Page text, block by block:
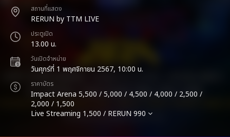
สถานที่แสดง
RERUN by TTM LIVE
ประตูเปิด
13.00 น.
วันเปิดจำหน่าย
วันศุกร์ที่ 1 พฤศจิกายน 2567, 10:00 น.
ราคาบัตร
Impact Arena 5,500 / 5,000 / 4,500 / 4,000 / 2,500 /
2,000 / 1,500
Live Streaming 1,500 / RERUN 990